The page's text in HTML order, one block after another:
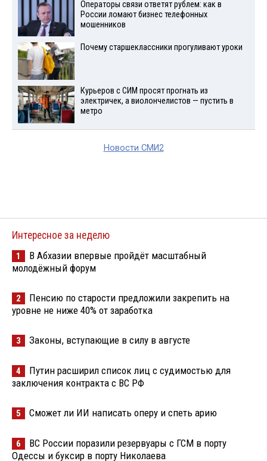
Операторы связи ответят рублем: как в
России ломают бизнес телефонных
мошенников
Почему старшеклассники прогуливают уроки
Курьеров с СИМ просят прогнать из
электричек, а виолончелистов — пустить в
метро
Новости СМИ2
Интересное за неделю
1
В Абхазии впервые пройдёт масштабный
молодёжный форум
2
Пенсию по старости предложили закрепить на
уровне не ниже 40% от заработка
3 Законы, вступающие в силу в августе
4
Путин расширил список лиц с судимостью для
заключения контракта с ВС РФ
5 Сможет ли ИИ написать оперу и спеть арию
6
ВС России поразили резервуары с ГСМ в порту
Одессы и буксир в порту Николаева